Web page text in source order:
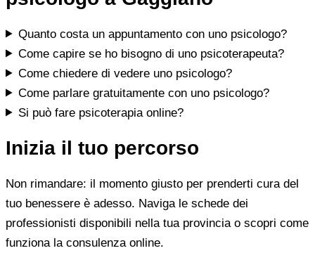
Quanto costa un appuntamento con uno psicologo?
Come capire se ho bisogno di uno psicoterapeuta?
Come chiedere di vedere uno psicologo?
Come parlare gratuitamente con uno psicologo?
Si può fare psicoterapia online?
Inizia il tuo percorso
Non rimandare: il momento giusto per prenderti cura del
tuo benessere è adesso. Naviga le schede dei
professionisti disponibili nella tua provincia o scopri come
funziona la consulenza online.